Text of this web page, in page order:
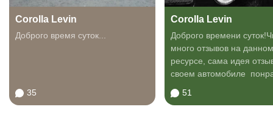
Corolla Levin
Доброго время суток...
35
Corolla Levin
Доброго времени
много отзывов на данном
ресурсе, сама идея
своем автомобиле
51